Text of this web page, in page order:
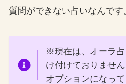
質問ができない占いなんです
※現在は、オーラ
け付けておりませ
オプションになって